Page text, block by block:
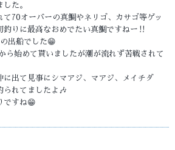
た。
70オーバーの真鯛やネリゴ、カサゴ等ゲッ
釣りに最高なおめでたい真鯛ですねー‼️
出船でした😁
ら始めて貰いましたが潮が流れず苦戦されて
に出て見事にシマアジ、マアジ、メイチダ
られてましたよ🎶
ですね😁